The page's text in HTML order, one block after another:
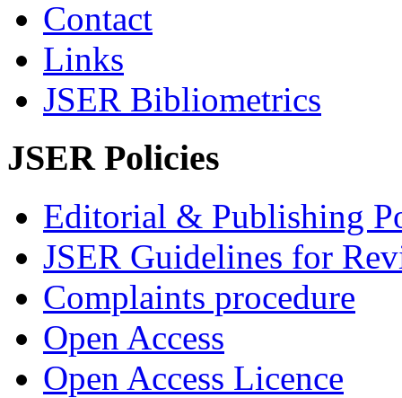
Contact
Links
JSER Bibliometrics
JSER Policies
Editorial & Publishing
JSER Guidelines for
Complaints procedure
Open Access
Open Access Licence